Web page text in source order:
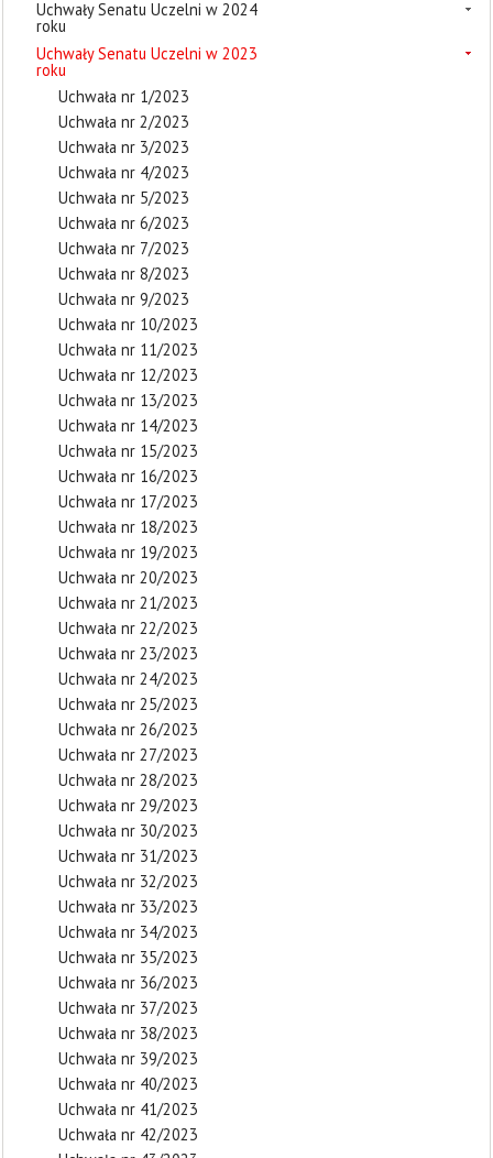
Uchwały Senatu Uczelni w 2024
roku
Uchwały Senatu Uczelni w 2023
roku
Uchwała nr 1/2023
Uchwała nr 2/2023
Uchwała nr 3/2023
Uchwała nr 4/2023
Uchwała nr 5/2023
Uchwała nr 6/2023
Uchwała nr 7/2023
Uchwała nr 8/2023
Uchwała nr 9/2023
Uchwała nr 10/2023
Uchwała nr 11/2023
Uchwała nr 12/2023
Uchwała nr 13/2023
Uchwała nr 14/2023
Uchwała nr 15/2023
Uchwała nr 16/2023
Uchwała nr 17/2023
Uchwała nr 18/2023
Uchwała nr 19/2023
Uchwała nr 20/2023
Uchwała nr 21/2023
Uchwała nr 22/2023
Uchwała nr 23/2023
Uchwała nr 24/2023
Uchwała nr 25/2023
Uchwała nr 26/2023
Uchwała nr 27/2023
Uchwała nr 28/2023
Uchwała nr 29/2023
Uchwała nr 30/2023
Uchwała nr 31/2023
Uchwała nr 32/2023
Uchwała nr 33/2023
Uchwała nr 34/2023
Uchwała nr 35/2023
Uchwała nr 36/2023
Uchwała nr 37/2023
Uchwała nr 38/2023
Uchwała nr 39/2023
Uchwała nr 40/2023
Uchwała nr 41/2023
Uchwała nr 42/2023